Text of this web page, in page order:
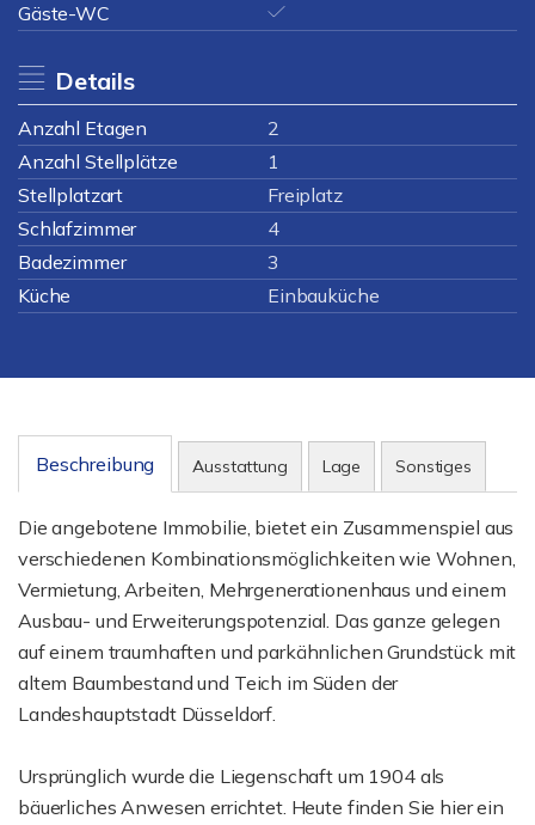
Gäste-WC
Details
Anzahl Etagen
2
Anzahl Stellplätze
1
Stellplatzart
Freiplatz
Schlafzimmer
4
Badezimmer
3
Küche
Einbauküche
Beschreibung Ausstattung Lage Sonstiges
Die angebotene Immobilie, bietet ein Zusammenspiel aus
verschiedenen Kombinationsmöglichkeiten wie Wohnen,
Vermietung, Arbeiten, Mehrgenerationenhaus und einem
Ausbau- und Erweiterungspotenzial. Das ganze gelegen
auf einem traumhaften und parkähnlichen Grundstück mit
altem Baumbestand und Teich im Süden der
Landeshauptstadt Düsseldorf.
Ursprünglich wurde die Liegenschaft um 1904 als
bäuerliches Anwesen errichtet. Heute finden Sie hier ein